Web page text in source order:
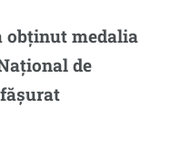
obținut medalia
de